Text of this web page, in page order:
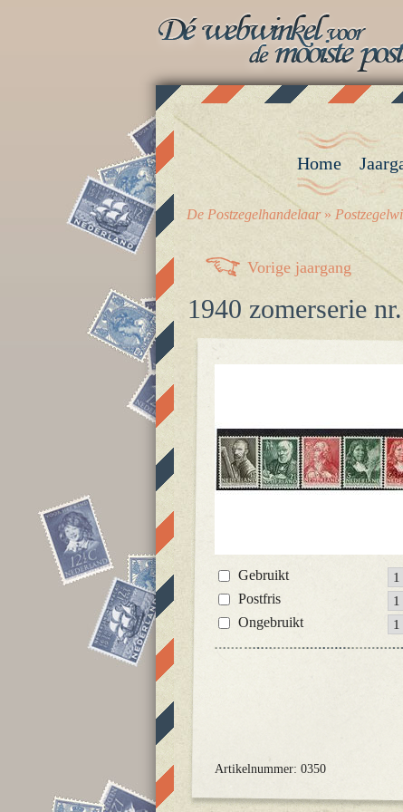
Vorige jaargang
1940 zomerserie
Gebruikt
Postfris
Ongebruikt
Artikelnummer: 0350
Home
De Postzegelhandelaar»